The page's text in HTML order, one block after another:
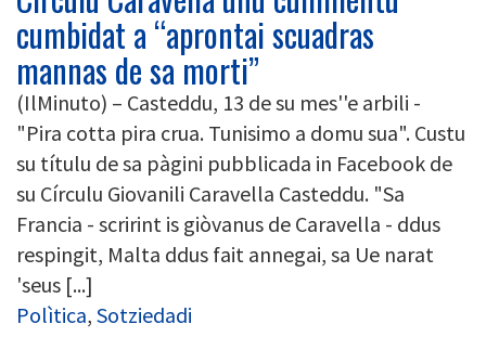
cumbidat a “aprontai scuadras
mannas de sa morti”
(IlMinuto) – Casteddu, 13 de su mes''e arbili -
"Pira cotta pira crua. Tunisimo a domu sua". Custu
su títulu de sa pàgini pubblicada in Facebook de
su Círculu Giovanili Caravella Casteddu. "Sa
Francia - scrirint is giòvanus de Caravella - ddus
respingit, Malta ddus fait annegai, sa Ue narat
'seus [...]
Polìtica, Sotziedadi